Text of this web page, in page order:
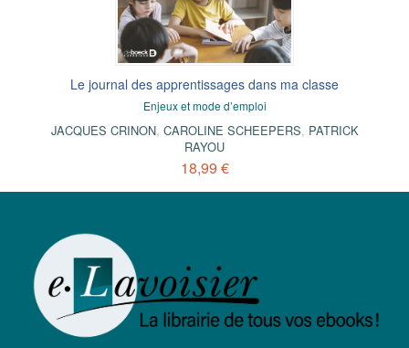
Le journal des apprentissages dans ma classe
Enjeux et mode d’emploi
JACQUES CRINON, CAROLINE SCHEEPERS, PATRICK
RAYOU
18,99 €